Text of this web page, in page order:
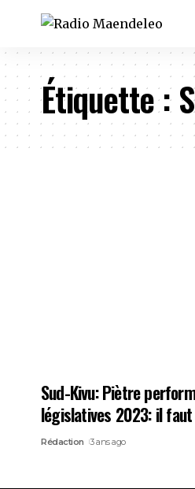
Étiquette :
Sud-Kivu: Piètre
législatives 2023: il
Rédaction 3 ans ago